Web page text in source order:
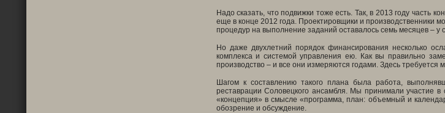
Надо сказать, что подвижки тоже есть. Так, в 2013 году часть
еще в конце 2012 года. Проектировщики и производственники
процедур на выполнение заданий оставалось семь месяцев – у
Но даже двухлетний порядок финансирования несколько
комплекса и системой управления ею. Как вы правильно
производство – и все они измеряются годами. Здесь
Шагом к составлению такого плана была работа,
реставрации Соловецкого ансамбля. Мы принимали участие в
«концепция» в смысле «программа, план: объемный и
обозрение и обсуждение.